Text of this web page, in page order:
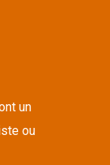
un
ou